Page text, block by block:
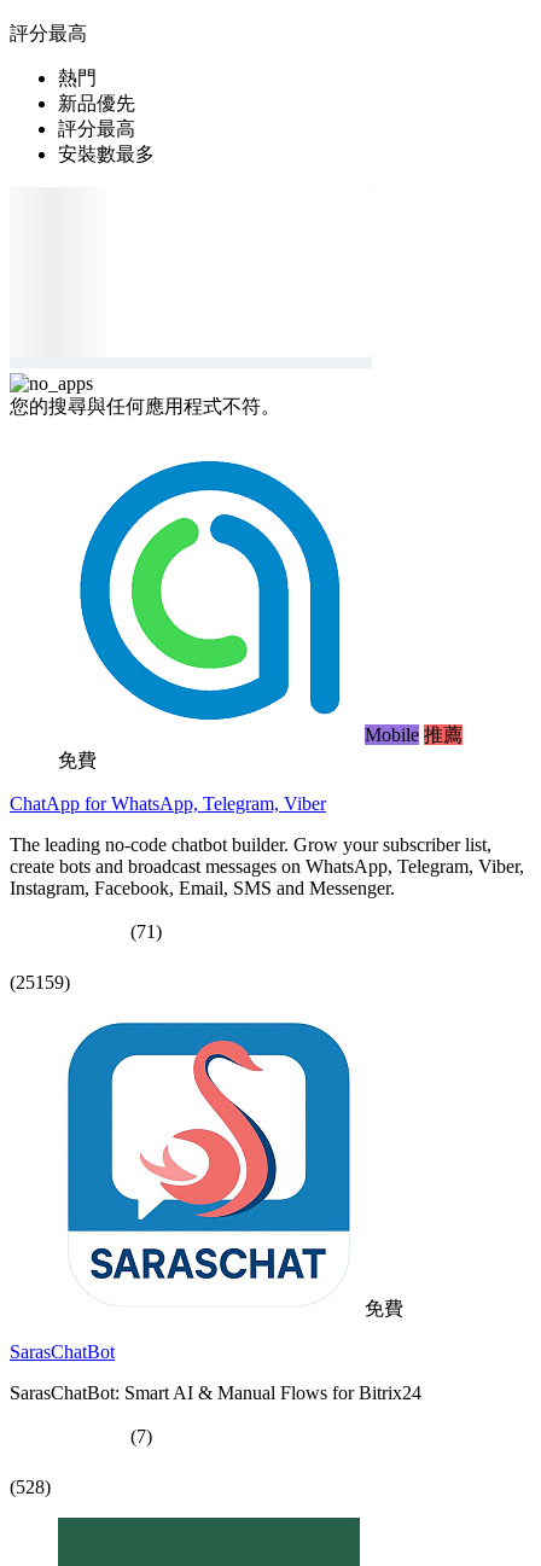
評分最高
熱門
新品優先
評分最高
安裝數最多
您的搜尋與任何應用程式不符。
Mobile 推薦
免費
ChatApp for WhatsApp, Telegram, Viber
The leading no-code chatbot builder. Grow your subscriber list,
create bots and broadcast messages on WhatsApp, Telegram, Viber,
Instagram, Facebook, Email, SMS and Messenger.
(71)
(25159)
免費
SarasChatBot
SarasChatBot: Smart AI & Manual Flows for Bitrix24
(7)
(528)